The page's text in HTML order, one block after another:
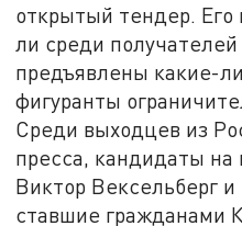
открытый тендер.
ли среди
предъявлены какие-
фигуранты
Среди выходцев из
пресса, кандидаты
Виктор Вексельберг
ставшие гражданами